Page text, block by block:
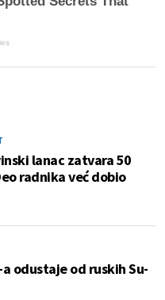
lanac zatvara 50
radnika već dobio
a odustaje od ruskih Su-